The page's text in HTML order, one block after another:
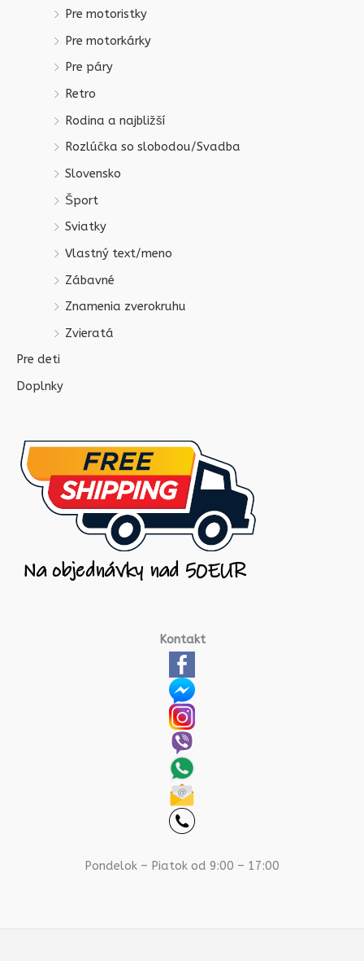
Pre motoristky
Pre motorkárky
Pre páry
Retro
Rodina a najbližší
Rozlúčka so slobodou/Svadba
Slovensko
Šport
Sviatky
Vlastný text/meno
Zábavné
Znamenia zverokruhu
Zvieratá
Pre deti
Doplnky
Kontakt
Pondelok – Piatok od 9:00 – 17:00